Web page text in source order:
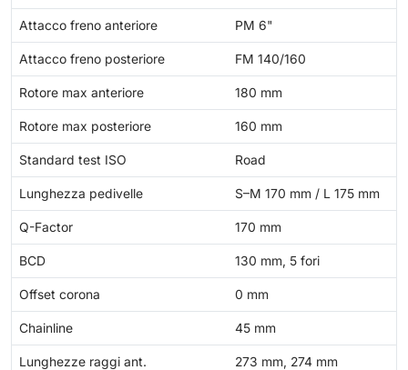
Attacco freno anteriore PM 6"
Attacco freno posteriore FM 140/160
Rotore max anteriore 180 mm
Rotore max posteriore 160 mm
Standard test ISO Road
Lunghezza pedivelle S–M 170 mm / L 175 mm
Q-Factor 170 mm
BCD 130 mm, 5 fori
Offset corona 0 mm
Chainline 45 mm
Lunghezze raggi ant. 273 mm, 274 mm